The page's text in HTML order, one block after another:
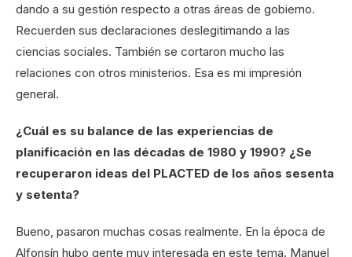
dando a su gestión respecto a otras áreas de gobierno.
Recuerden sus declaraciones deslegitimando a las
ciencias sociales. También se cortaron mucho las
relaciones con otros ministerios. Esa es mi impresión
general.
¿Cuál es su balance de las experiencias de
planificación en las décadas de 1980 y 1990? ¿Se
recuperaron ideas del PLACTED de los años sesenta
y setenta?
Bueno, pasaron muchas cosas realmente. En la época de
Alfonsín hubo gente muy interesada en este tema. Manuel